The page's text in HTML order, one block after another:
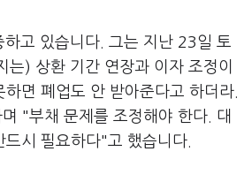
고 있습니다. 그는 지난 23일 토
) 상환 기간 연장과 이자 조정이
면 폐업도 안 받아준다고 하더라.
"부채 문제를 조정해야 한다. 대
시 필요하다"고 했습니다.